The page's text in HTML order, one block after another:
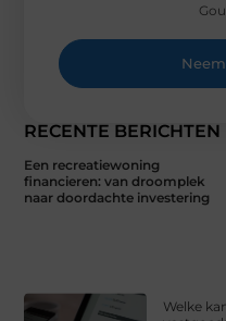
RECENTE BERICHTEN
Een recreatiewoning
financieren: van droomplek
naar doordachte investering
Welke